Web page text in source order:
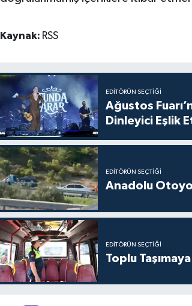
Kaynak: RSS
EDITÖRÜN SEÇTIĞI
Ağustos
Dinleyici Eşlik
EDITÖRÜN SEÇTIĞI
Anadolu
EDITÖRÜN SEÇTIĞI
Toplu